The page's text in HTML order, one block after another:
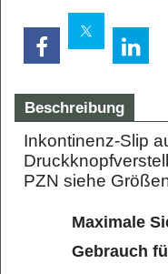
Beschreibung
Inkontinenz-Slip
PZN siehe
Maximale
Gebrauch